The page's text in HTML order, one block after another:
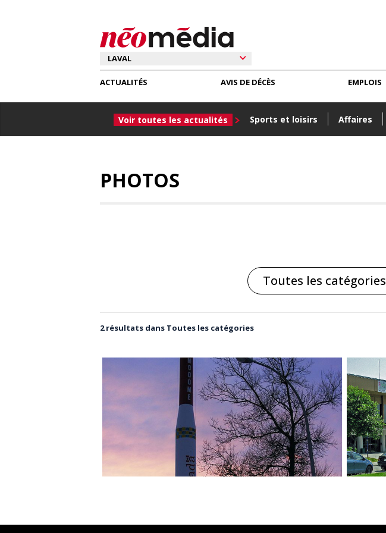
ACTUALITÉS
Voir toutes les actualités Sports et loisirs Affaires
AVIS DE DÉCÈS EMPLOIS
PHOTOS
Toutes les catégories
2 résultats dans Toutes les catégories